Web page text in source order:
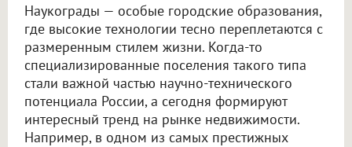
Наукограды — особые городские образования,
где высокие технологии тесно переплетаются с
размеренным стилем жизни. Когда-то
специализированные поселения такого типа
стали важной частью научно-технического
потенциала России, а сегодня формируют
интересный тренд на рынке недвижимости.
Например, в одном из самых престижных